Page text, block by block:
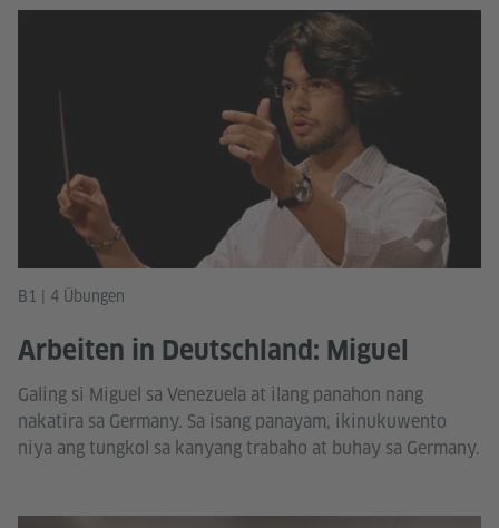
B1 | 4 Übungen
Arbeiten in Deutschland: Miguel
Galing si Miguel sa Venezuela at ilang panahon nang
nakatira sa Germany. Sa isang panayam, ikinukuwento
niya ang tungkol sa kanyang trabaho at buhay sa Germany.